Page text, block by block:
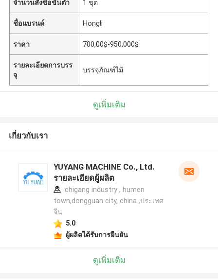
จำนวนสั่งซื้อขั้นต่ำ 1 ชุด
ชื่อแบรนด์ Hongli
ราคา 700,00$-950,000$
รายละเอียดการบรร
จุ
บรรจุภัณฑ์ไม้
ดูเพิ่มเติม
เกี่ยวกับเรา
YUYANG MACHINE Co., Ltd.
รายละเอียดผู้ผลิต
chigang industry , humen
town,dongguan city, china ,ประเทศ
จีน
5.0
ผู้ผลิตได้รับการยืนยัน
ดูเพิ่มเติม